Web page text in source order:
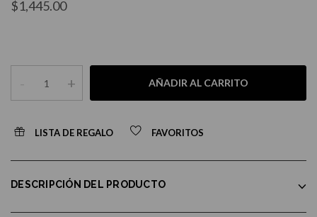
$1,445.00
- + AÑADIR AL CARRITO
LISTA DE REGALO FAVORITOS
DESCRIPCIÓN DEL PRODUCTO